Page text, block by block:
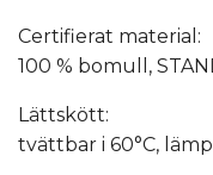
Certifierat material:
100 % bomull,
Lättskött:
tvättbar i 60°C,